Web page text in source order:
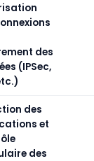
des
(IPSec,
des
et
des